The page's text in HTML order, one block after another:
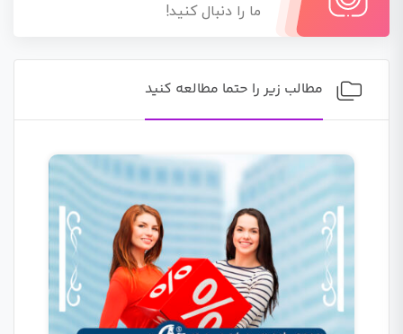
ما را دنبال کنید!
مطالب زیر را حتما مطالعه کنید